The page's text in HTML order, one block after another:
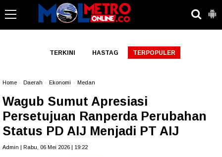
TERKINI HASTAG TERPOPULER
Home Daerah Ekonomi Medan
Wagub Sumut Apresiasi
Persetujuan Ranperda Perubahan
Status PD AIJ Menjadi PT AIJ
Admin | Rabu, 06 Mei 2026 | 19:22